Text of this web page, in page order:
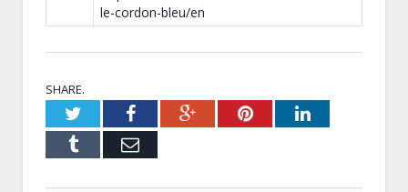
le-cordon-bleu/en
SHARE.
TwitterFacebookGoogle+PinterestLinkedIn
Tumblr Email